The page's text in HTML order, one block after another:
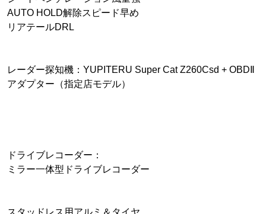
AUTO HOLD解除スピード早め
リアテールDRL
レーダー探知機：YUPITERU Super Cat Z260Csd + OBDⅡ
アダプター（指定店モデル）
ドライブレコーダー：
ミラー一体型ドライブレコーダー
スタッドレス用アルミ＆タイヤ